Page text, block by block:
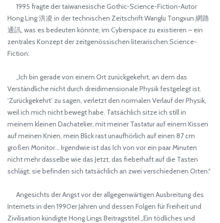
1995 fragte der taiwanesische Gothic-Science-Fiction-Autor
Hong Ling 洪凌 in der technischen Zeitschrift Wanglu Tongxun 網路
通訊, was es bedeuten könnte, im Cyberspace zu existieren – ein
zentrales Konzept der zeitgenössischen literarischen Science-
Fiction:
„Ich bin gerade von einem Ort zurückgekehrt, an dem das
Verständliche nicht durch dreidimensionale Physik festgelegt ist.
‘Zurückgekehrt’ zu sagen, verletzt den normalen Verlauf der Physik,
weil ich mich nicht bewegt habe. Tatsächlich sitze ich still in
meinem kleinen Dachatelier, mit meiner Tastatur auf einem Kissen
auf meinen Knien, mein Blick rast unaufhörlich auf einen 87 cm
großen Monitor… Irgendwie ist das Ich von vor ein paar Minuten
nicht mehr dasselbe wie das Jetzt, das fieberhaft auf die Tasten
schlägt; sie befinden sich tatsächlich an zwei verschiedenen Orten.“
Angesichts der Angst vor der allgegenwärtigen Ausbreitung des
Internets in den 1990er Jahren und dessen Folgen für Freiheit und
Zivilisation kündigte Hong Lings Beitragstitel „Ein tödliches und